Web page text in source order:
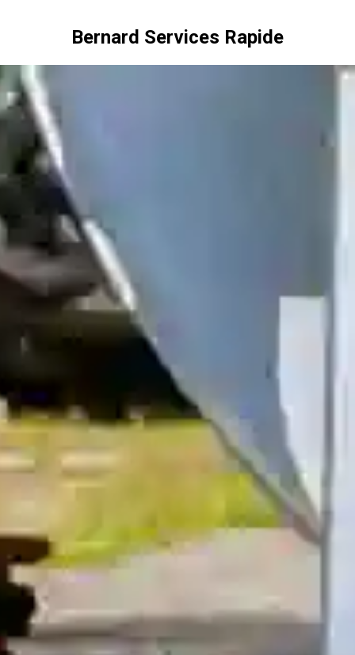
Bernard Services Rapide